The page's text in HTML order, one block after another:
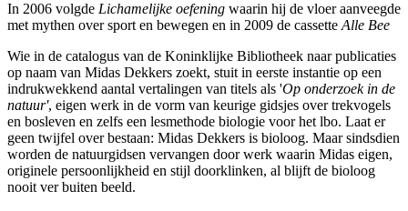
In 2006 volgde Lichamelijke oefening waarin hij de vloer aanveegde
met mythen over sport en bewegen en in 2009 de cassetteAlle Bee
Wie in de catalogus van de Koninklijke Bibliotheek naar publicaties
op naam van Midas Dekkers zoekt, stuit in eerste instantie op een
indrukwekkend aantal vertalingen van titels als 'Op onderzoek in de
natuur', eigen werk in de vorm van keurige gidsjes over trekvogels
en bosleven en zelfs een lesmethode biologie voor het lbo. Laat er
geen twijfel over bestaan: Midas Dekkers is bioloog. Maar sindsdien
worden de natuurgidsen vervangen door werk waarin Midas eigen,
originele persoonlijkheid en stijl doorklinken, al blijft de bioloog
nooit ver buiten beeld.